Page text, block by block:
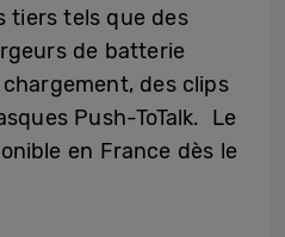
tiers tels que des
de batterie
chargement, des clips
Push-ToTalk. Le
en France dès le